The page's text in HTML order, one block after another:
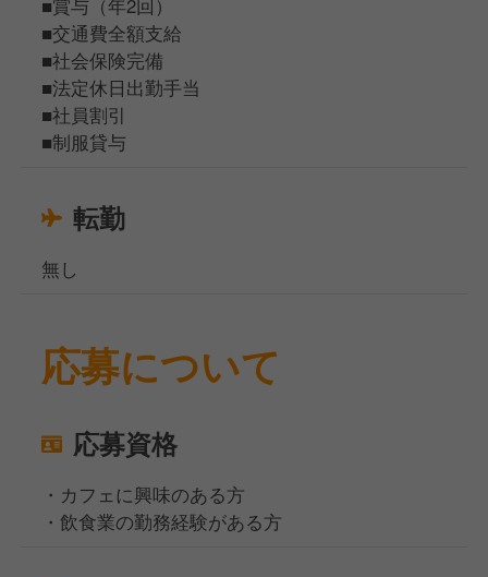
■賞与（年2回）
■交通費全額支給
■社会保険完備
■法定休日出勤手当
■社員割引
■制服貸与
転勤
無し
応募について
応募資格
・カフェに興味のある方
・飲食業の勤務経験がある方